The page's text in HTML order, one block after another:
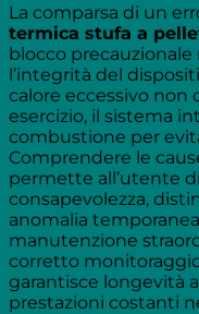
La comparsa di un
termica stufa a
blocco precauzionale
l’integrità del
calore eccessivo non
esercizio, il sistema
combustione per
Comprendere le
permette all’utente
consapevolezza,
anomalia
manutenzione
corretto
garantisce longevità
prestazioni costanti